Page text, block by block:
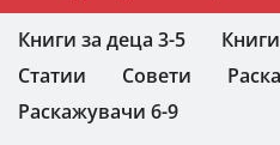
Книги за деца 3-5
Статии
Совети
Раскажувачи 6-9